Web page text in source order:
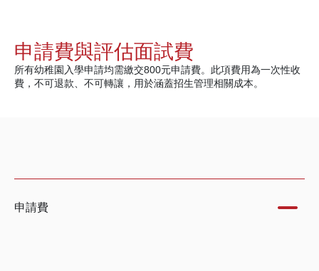
申請費與評估面試費
所有幼稚園入學申請均需繳交800元申請費。此項費用為一次性收
費，不可退款、不可轉讓，用於涵蓋招生管理相關成本。
申請費